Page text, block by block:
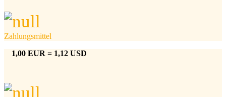
Zahlungsmittel
1,00 EUR = 1,12 USD